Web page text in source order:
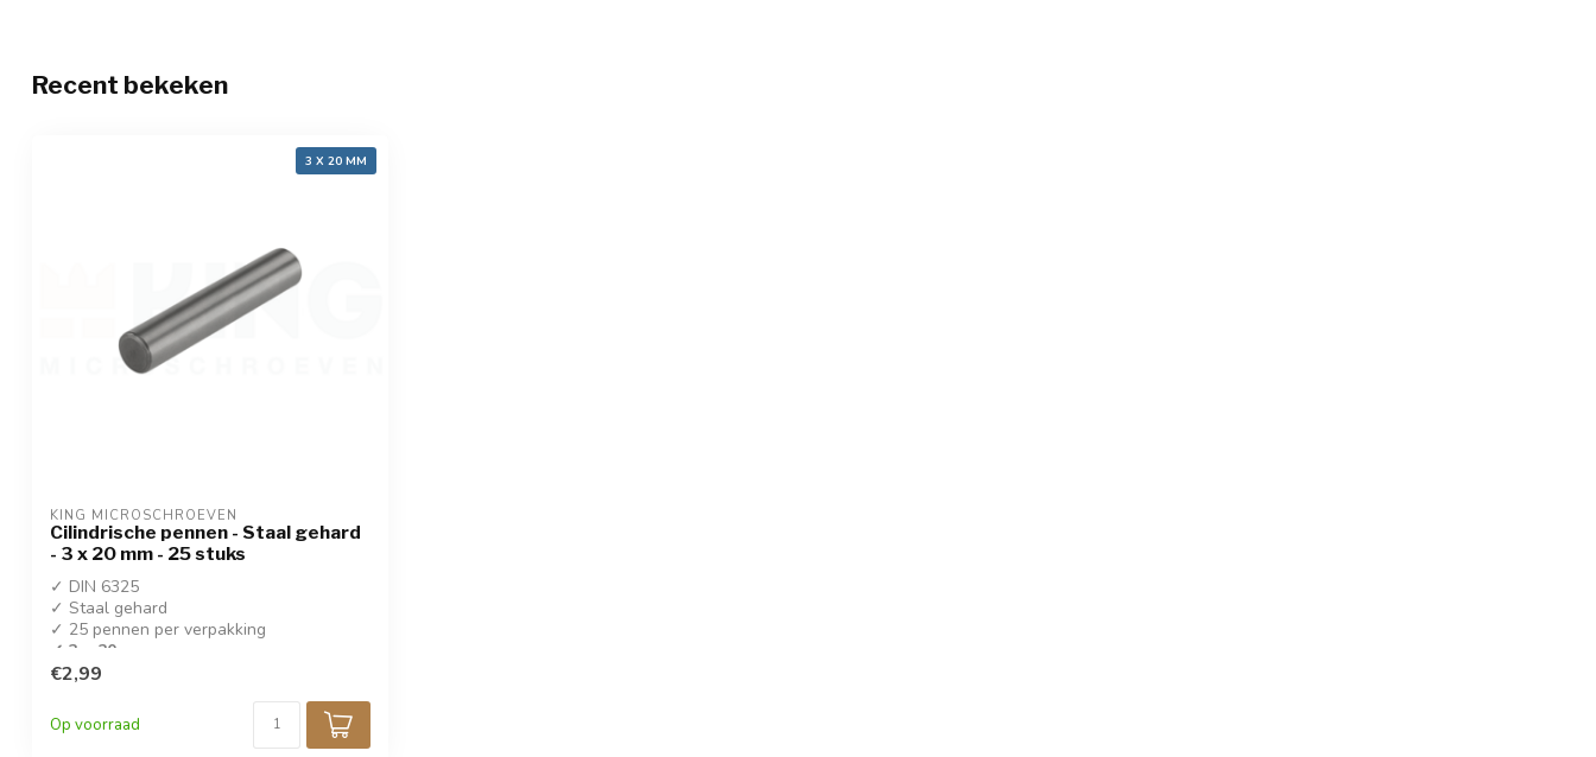
Recent bekeken
3 X 20 MM
KING MICROSCHROEVEN
Cilindrische pennen - Staal gehard
- 3 x 20 mm - 25 stuks
✓ DIN 6325
✓ Staal gehard
✓ 25 pennen per verpakking
✓ 3 x 20 mm
€2,99
Op voorraad